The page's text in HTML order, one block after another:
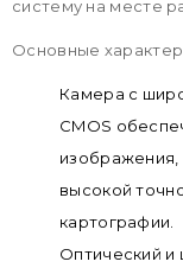
систему на месте
Основные
Камера с
CMOS
изображения,
высокой
картографии.
Оптический и